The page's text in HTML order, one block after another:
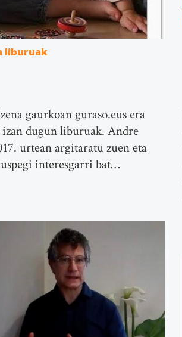
liburuak
gaurkoan guraso.eus era
dugun liburuak. Andre
urtean argitaratu zuen eta
interesgarri bat…